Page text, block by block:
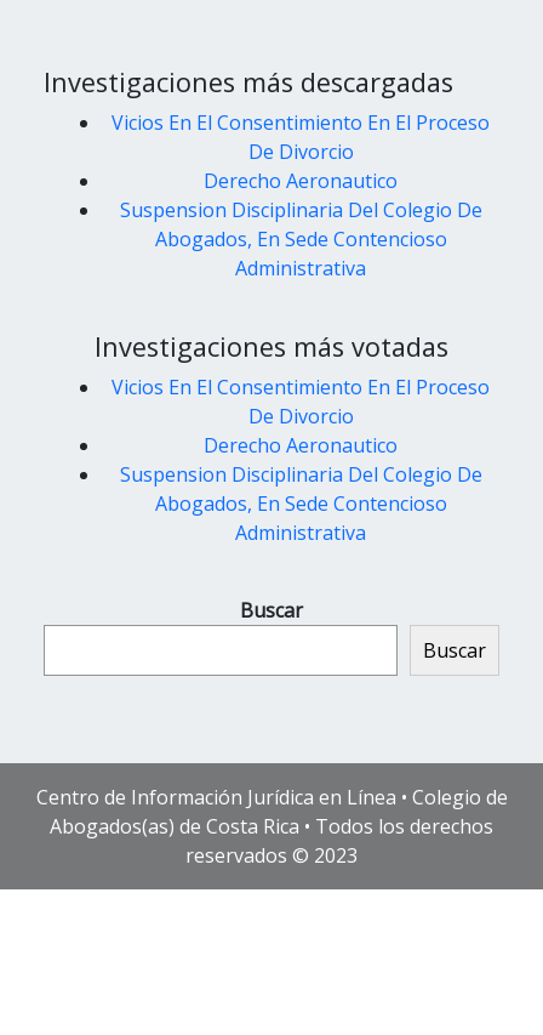
Investigaciones más descargadas
Vicios En El Consentimiento En El Proceso
De Divorcio
Derecho Aeronautico
Suspension Disciplinaria Del Colegio De
Abogados, En Sede Contencioso
Administrativa
Investigaciones más votadas
Vicios En El Consentimiento En El Proceso
De Divorcio
Derecho Aeronautico
Suspension Disciplinaria Del Colegio De
Abogados, En Sede Contencioso
Administrativa
Buscar
Buscar
Centro de Información Jurídica en Línea • Colegio de
Abogados(as) de Costa Rica • Todos los derechos
reservados © 2023